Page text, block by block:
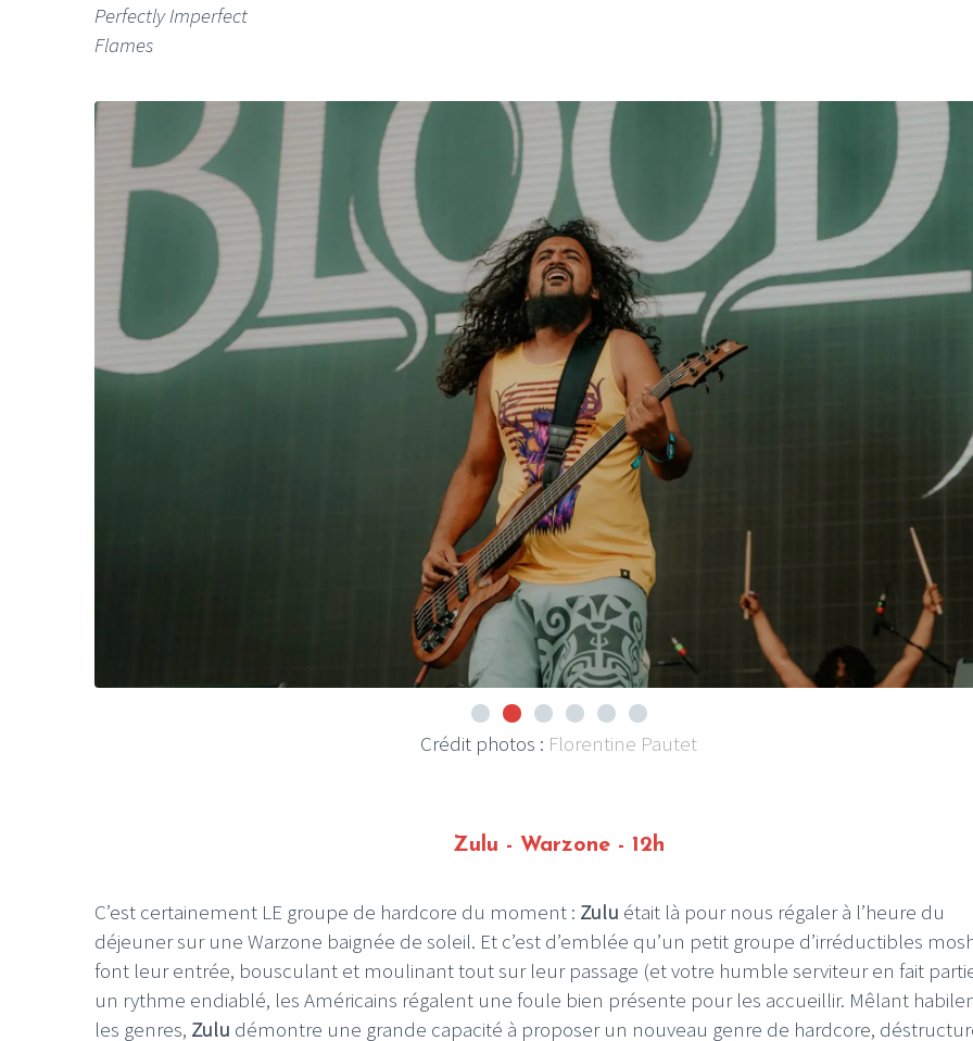
Perfectly Imperfect
Flames
Crédit photos : Florentine Pautet
Zulu - Warzone - 12h
C’est certainement LE groupe de hardcore du moment : Zulu était là pour nous régaler à l’heure du
déjeuner sur une Warzone baignée de soleil. Et c’est d’emblée qu’un petit groupe d’irréductibles
font leur entrée, bousculant et moulinant tout sur leur passage (et votre humble serviteur en fait
un rythme endiablé, les Américains régalent une foule bien présente pour les accueillir. Mêlant
les genres, Zulu démontre une grande capacité à proposer un nouveau genre de hardcore,